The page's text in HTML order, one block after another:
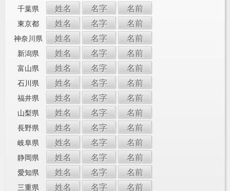
千葉県 姓名 名字 名前
東京都 姓名 名字 名前
神奈川県 姓名 名字 名前
新潟県 姓名 名字 名前
富山県 姓名 名字 名前
石川県 姓名 名字 名前
福井県 姓名 名字 名前
山梨県 姓名 名字 名前
長野県 姓名 名字 名前
岐阜県 姓名 名字 名前
静岡県 姓名 名字 名前
愛知県 姓名 名字 名前
三重県 姓名 名字 名前